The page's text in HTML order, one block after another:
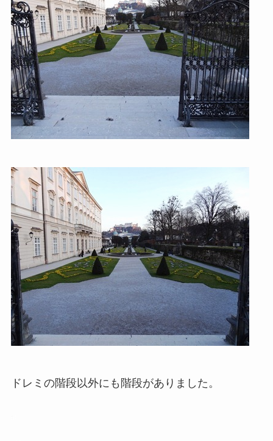
ドレミの階段以外にも階段がありました。